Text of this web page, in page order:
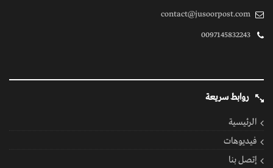
contact@jusoorpost.com
0097145832243
روابط سريعة
الرئيسية
فيديوهات
إتصل بنا